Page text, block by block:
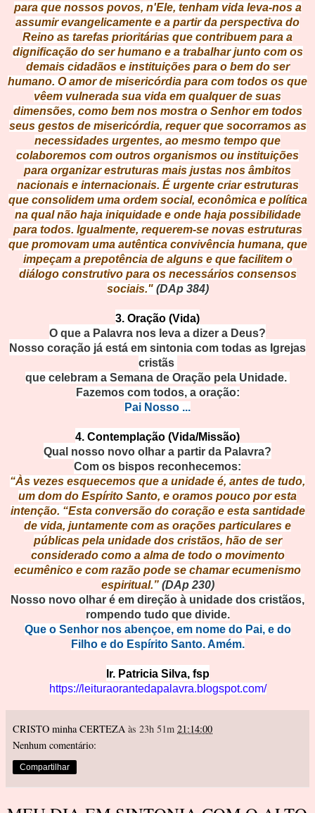
para que nossos povos, n'Ele, tenham vida leva-nos a
assumir evangelicamente e a partir da perspectiva do
Reino as tarefas prioritárias que contribuem para a
dignificação do ser humano e a trabalhar junto com os
demais cidadãos e instituições para o bem do ser
humano. O amor de misericórdia para com todos os que
vêem vulnerada sua vida em qualquer de suas
dimensões, como bem nos mostra o Senhor em todos
seus gestos de misericórdia, requer que socorramos as
necessidades urgentes, ao mesmo tempo que
colaboremos com outros organismos ou instituições
para organizar estruturas mais justas nos âmbitos
nacionais e internacionais. É urgente criar estruturas
que consolidem uma ordem social, econômica e política
na qual não haja iniquidade e onde haja possibilidade
para todos. Igualmente, requerem-se novas estruturas
que promovam uma autêntica convivência humana, que
impeçam a prepotência de alguns e que facilitem o
diálogo construtivo para os necessários consensos
sociais." (DAp 384)
3. Oração (Vida)
O que a Palavra nos leva a dizer a Deus?
Nosso coração já está em sintonia com todas as Igrejas
cristãs
que celebram a Semana de Oração pela Unidade.
Fazemos com todos, a oração:
Pai Nosso ...
4. Contemplação (Vida/Missão)
Qual nosso novo olhar a partir da Palavra?
Com os bispos reconhecemos:
“Às vezes esquecemos que a unidade é, antes de tudo,
um dom do Espírito Santo, e oramos pouco por esta
intenção. “Esta conversão do coração e esta santidade
de vida, juntamente com as orações particulares e
públicas pela unidade dos cristãos, hão de ser
considerado como a alma de todo o movimento
ecumênico e com razão pode se chamar ecumenismo
espiritual.”(DAp 230)
Nosso novo olhar é em direção à unidade dos cristãos,
rompendo tudo que divide.
Que o Senhor nos abençoe, em nome do Pai, e do
Filho e do Espírito Santo. Amém.
Ir. Patricia Silva, fsp
https://leituraorantedapalavra.blogspot.com/
CRISTO minha CERTEZA às 23h 51m 21:14:00
Nenhum comentário:
Compartilhar